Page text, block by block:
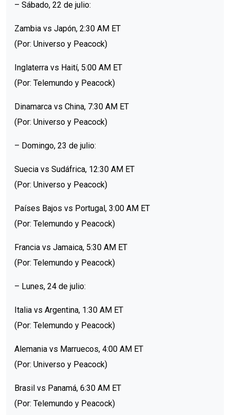
– Sábado, 22 de julio:
Zambia vs Japón, 2:30 AM ET
(Por: Universo y Peacock)
Inglaterra vs Haití, 5:00 AM ET
(Por: Telemundo y Peacock)
Dinamarca vs China, 7:30 AM ET
(Por: Universo y Peacock)
– Domingo, 23 de julio:
Suecia vs Sudáfrica, 12:30 AM ET
(Por: Universo y Peacock)
Países Bajos vs Portugal, 3:00 AM ET
(Por: Telemundo y Peacock)
Francia vs Jamaica, 5:30 AM ET
(Por: Telemundo y Peacock)
– Lunes, 24 de julio:
Italia vs Argentina, 1:30 AM ET
(Por: Telemundo y Peacock)
Alemania vs Marruecos, 4:00 AM ET
(Por: Universo y Peacock)
Brasil vs Panamá, 6:30 AM ET
(Por: Telemundo y Peacock)